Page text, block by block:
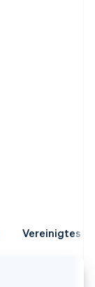
Vereinigtes
Vereinigtes